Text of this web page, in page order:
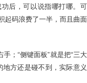
后，可以说指哪打哪。可
码浪费了一半，而且曲面
；“侧键面板”就是把“三大
方还是碰不到，实际意义